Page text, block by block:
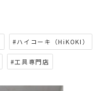
#ハイコーキ（HiKOKI）
#工具専門店